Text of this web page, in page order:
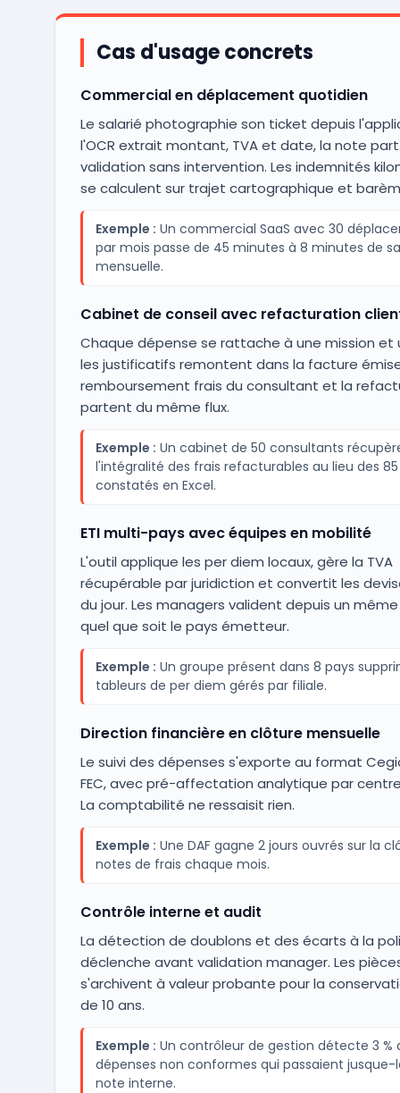
Cas d'usage concrets
Commercial en déplacement quotidien
Le salarié photographie son ticket depuis
l'OCR extrait montant, TVA et date, la note
validation sans intervention. Les indemnités
se calculent sur trajet cartographique et barème
Exemple : Un commercial SaaS avec 30
par mois passe de 45 minutes à 8 minutes de
mensuelle.
Cabinet de conseil avec refacturation
Chaque dépense se rattache à une mission et
les justificatifs remontent dans la facture
remboursement frais du consultant et la
partent du même flux.
Exemple : Un cabinet de 50 consultants
l'intégralité des frais refacturables au lieu des 85
constatés en Excel.
ETI multi-pays avec équipes en mobilité
L'outil applique les per diem locaux, gère la TVA
récupérable par juridiction et convertit les
du jour. Les managers valident depuis un
quel que soit le pays émetteur.
Exemple : Un groupe présent dans 8 pays
tableurs de per diem gérés par filiale.
Direction financière en clôture mensuelle
Le suivi des dépenses s'exporte au format
FEC, avec pré-affectation analytique par
La comptabilité ne ressaisit rien.
Exemple : Une DAF gagne 2 jours ouvrés sur la
notes de frais chaque mois.
Contrôle interne et audit
La détection de doublons et des écarts à la
déclenche avant validation manager. Les
s'archivent à valeur probante pour la
de 10 ans.
Exemple : Un contrôleur de gestion détecte 3 %
dépenses non conformes qui passaient jusque-
note interne.